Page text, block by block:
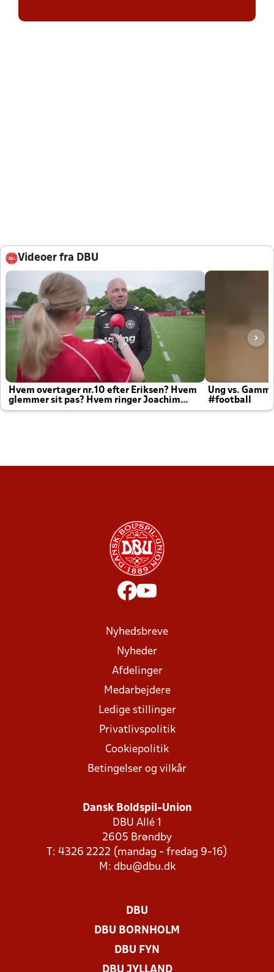
Videoer fra DBU
Hvem overtager nr.10 efter Eriksen? Hvem
glemmer sit pas? Hvem ringer Joachim
altid til efter kampe?
Ung vs.
#football
Nyhedsbreve
Nyheder
Afdelinger
Medarbejdere
Ledige stillinger
Privatlivspolitik
Cookiepolitik
Betingelser og vilkår
Dansk Boldspil-Union
DBU Allé 1
2605 Brøndby
T: 4326 2222 (mandag - fredag 9-16)
M: dbu@dbu.dk
DBU
DBU BORNHOLM
DBU FYN